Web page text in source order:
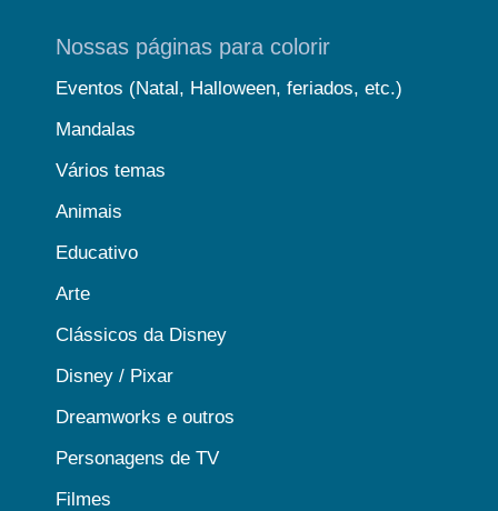
Nossas páginas para colorir
Eventos (Natal, Halloween, feriados, etc.)
Mandalas
Vários temas
Animais
Educativo
Arte
Clássicos da Disney
Disney / Pixar
Dreamworks e outros
Personagens de TV
Filmes